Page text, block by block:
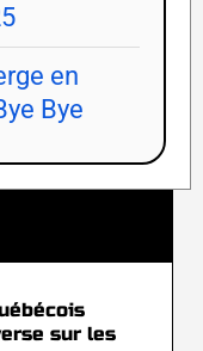
en
Bye
sur les